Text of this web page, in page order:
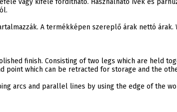
vagy kifelé fordítható. Használható ívek és
A termékképen szereplő árak nettó
finish. Consisting of two legs which are held
point which can be retracted for storage and the
arcs and parallel lines by using the edge of the